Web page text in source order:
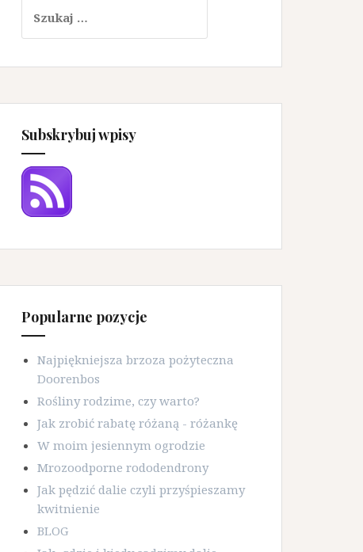
Subskrybuj wpisy
Popularne pozycje
Najpiękniejsza brzoza pożyteczna
Doorenbos
Rośliny rodzime, czy warto?
Jak zrobić rabatę różaną - różankę
W moim jesiennym ogrodzie
Mrozoodporne rododendrony
Jak pędzić dalie czyli przyśpieszamy
kwitnienie
BLOG